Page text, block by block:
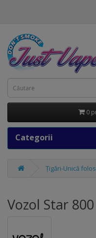
0
Categorii
Țigări-Unică
Vozol Star 800